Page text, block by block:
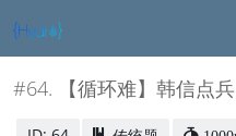
#64. 【循环难】韩信点兵